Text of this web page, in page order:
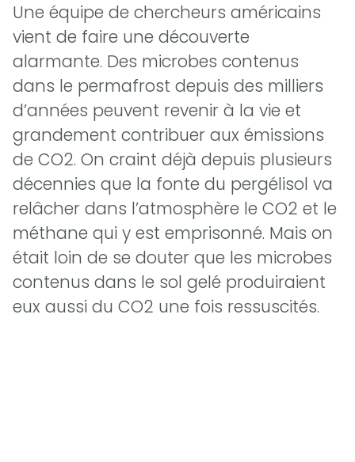
Une équipe de chercheurs américains
vient de faire une découverte
alarmante. Des microbes contenus
dans le permafrost depuis des milliers
d’années peuvent revenir à la vie et
grandement contribuer aux émissions
de CO2. On craint déjà depuis plusieurs
décennies que la fonte du pergélisol va
relâcher dans l’atmosphère le CO2 et le
méthane qui y est emprisonné. Mais on
était loin de se douter que les microbes
contenus dans le sol gelé produiraient
eux aussi du CO2 une fois ressuscités.